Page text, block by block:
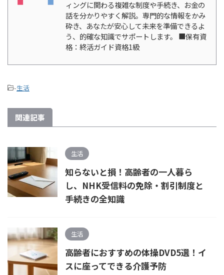
ィングに関わる複雑な制度や手続き、お金の
話を分かりやすく解説。専門的な情報をかみ
砕き、あなたが安心して未来を準備できるよ
う、的確な知識でサポートします。 ■保有資
格：終活ガイド資格1級
-生活
関連記事
生活
知らないと損！高齢者の一人暮ら
し、NHK受信料の免除・割引制度と
手続きの全知識
生活
高齢者におすすめの体操DVD5選！イ
スに座ってできる介護予防